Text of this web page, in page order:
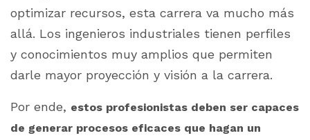
optimizar recursos, esta carrera va mucho más
allá. Los ingenieros industriales tienen perfiles
y conocimientos muy amplios que permiten
darle mayor proyección y visión a la carrera.
Por ende, estos profesionistas deben ser capaces
de generar procesos eficaces que hagan un